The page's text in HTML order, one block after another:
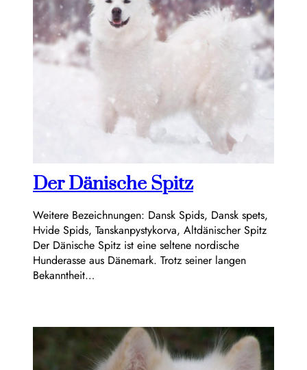
Der Dänische Spitz
Weitere Bezeichnungen: Dansk Spids, Dansk spets,
Hvide Spids, Tanskanpystykorva, Altdänischer Spitz
Der Dänische Spitz ist eine seltene nordische
Hunderasse aus Dänemark. Trotz seiner langen
Bekanntheit…